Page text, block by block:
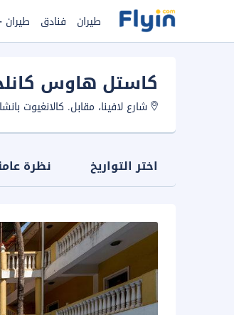
طيران فنادق طيران
كاستل هاوس
شارع لافينا، مقابل. كالانغيوت بانشايات، نيكا فادو،
اختر التواريخ نظرة